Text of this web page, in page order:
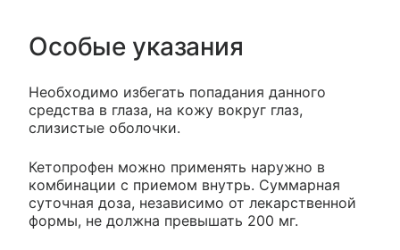
Особые указания
Необходимо избегать попадания данного
средства в глаза, на кожу вокруг глаз,
слизистые оболочки.
Кетопрофен можно применять наружно в
комбинации с приемом внутрь. Суммарная
суточная доза, независимо от лекарственной
формы, не должна превышать 200 мг.